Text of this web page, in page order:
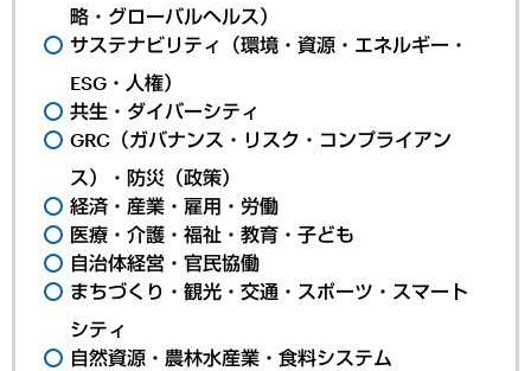
略・グローバルヘルス）
サステナビリティ（環境・資源・エネルギー・
ESG・人権）
共生・ダイバーシティ
GRC（ガバナンス・リスク・コンプライアン
ス）・防災（政策）
経済・産業・雇用・労働
医療・介護・福祉・教育・子ども
自治体経営・官民協働
まちづくり・観光・交通・スポーツ・スマート
シティ
自然資源・農林水産業・食料システム